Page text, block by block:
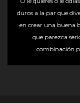
duros a la par que
en crear una buena
que parezca
combinación